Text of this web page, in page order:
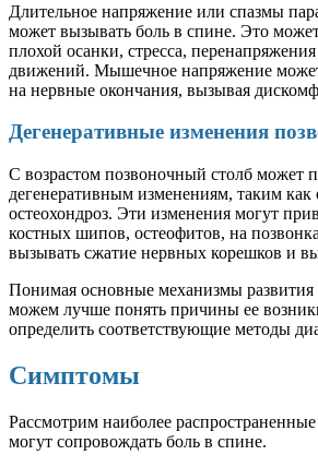
Длительное напряжение или спазмы
может вызывать боль в спине. Это
плохой осанки, стресса,
движений. Мышечное напряжение может
на нервные окончания, вызывая
Дегенеративные изменения
С возрастом позвоночный столб может
дегенеративным изменениям, таким как
остеохондроз. Эти изменения могут
костных шипов, остеофитов, на
вызывать сжатие нервных корешков и
Понимая основные механизмы
можем лучше понять причины ее
определить соответствующие методы
Симптомы
Рассмотрим наиболее
могут сопровождать боль в спине.